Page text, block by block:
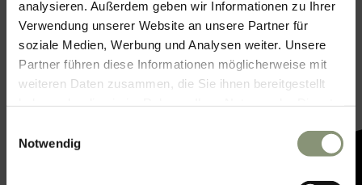
analysieren. Außerdem geben wir Informationen zu Ihrer
Verwendung unserer Website an unsere Partner für
soziale Medien, Werbung und Analysen weiter. Unsere
Partner führen diese Informationen möglicherweise mit
weiteren Daten zusammen, die Sie ihnen bereitgestellt
Notwendig